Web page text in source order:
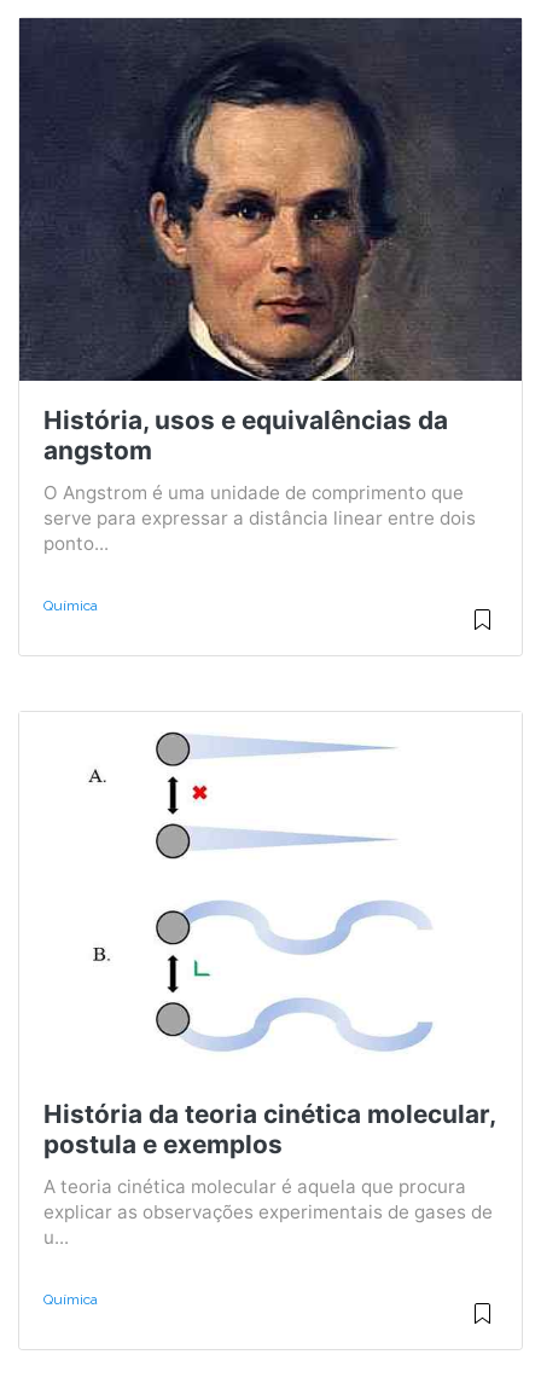
História, usos e equivalências da
angstom
O Angstrom é uma unidade de comprimento que
serve para expressar a distância linear entre dois
ponto...
Química
História da teoria cinética molecular,
postula e exemplos
A teoria cinética molecular é aquela que procura
explicar as observações experimentais de gases de
u...
Química